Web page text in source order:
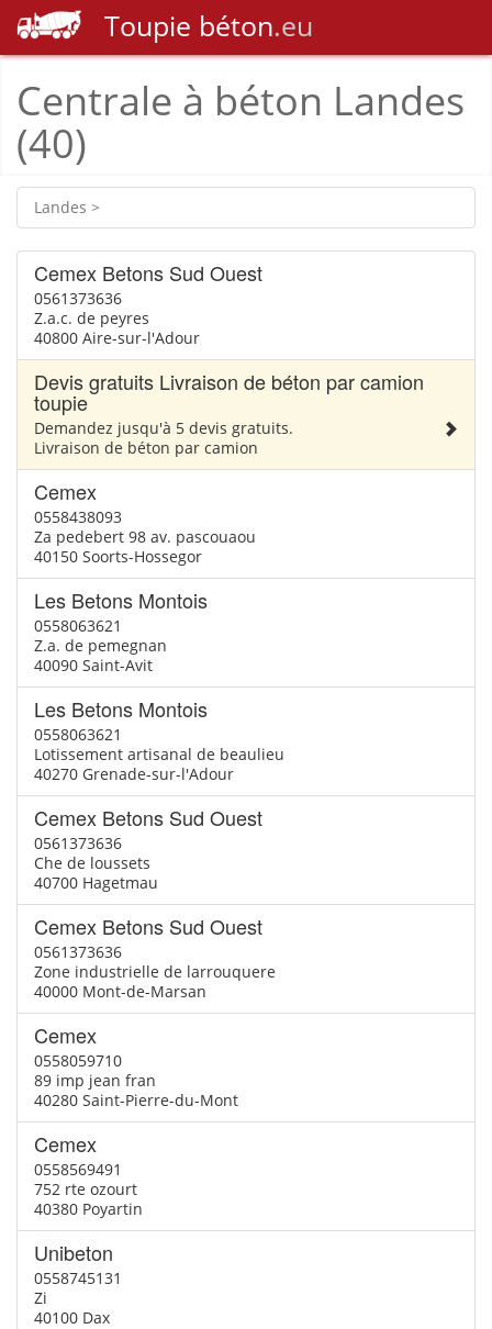
Toupie béton.eu
Centrale à béton Landes
(40)
Landes >
Cemex Betons Sud Ouest
0561373636
Z.a.c. de peyres
40800 Aire-sur-l'Adour
Devis gratuits Livraison de béton par camion
toupie
Demandez jusqu'à 5 devis gratuits.
Livraison de béton par camion
Cemex
0558438093
Za pedebert 98 av. pascouaou
40150 Soorts-Hossegor
Les Betons Montois
0558063621
Z.a. de pemegnan
40090 Saint-Avit
Les Betons Montois
0558063621
Lotissement artisanal de beaulieu
40270 Grenade-sur-l'Adour
Cemex Betons Sud Ouest
0561373636
Che de loussets
40700 Hagetmau
Cemex Betons Sud Ouest
0561373636
Zone industrielle de larrouquere
40000 Mont-de-Marsan
Cemex
0558059710
89 imp jean fran
40280 Saint-Pierre-du-Mont
Cemex
0558569491
752 rte ozourt
40380 Poyartin
Unibeton
0558745131
Zi
40100 Dax